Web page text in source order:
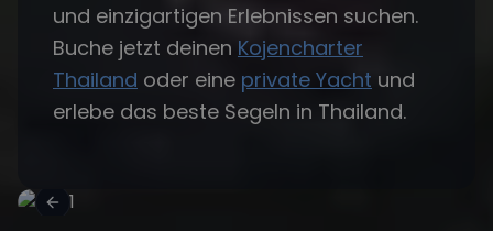
und einzigartigen Erlebnissen suchen.
Buche jetzt deinen Kojencharter
Thailand oder eine private Yacht und
erlebe das beste Segeln in Thailand.